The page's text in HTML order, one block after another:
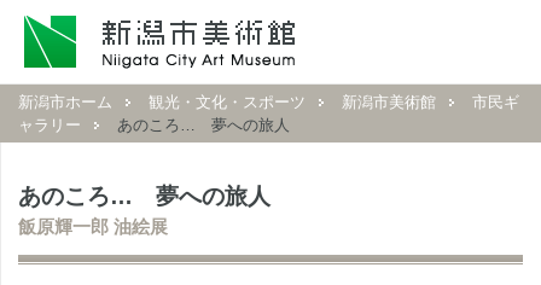
新潟市ホーム 観光・文化・スポーツ 新潟市美術館
市民ギ
ャラリー
あのころ… 夢への旅人
あのころ… 夢への旅人
飯原輝一郎 油絵展